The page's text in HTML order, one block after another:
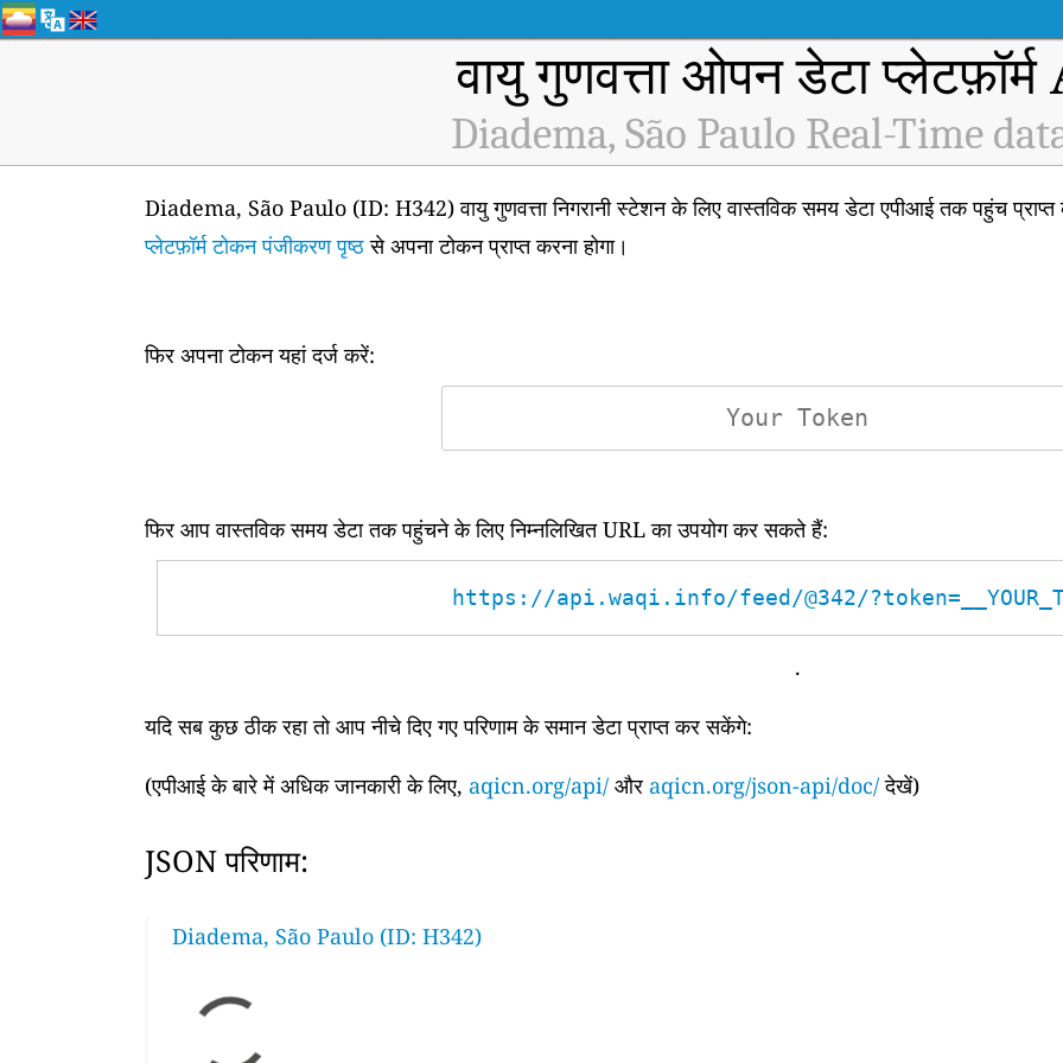
वायु गुणवत्ता ओपन डेटा
Diadema, São Paulo Real-Time
Diadema, São Paulo (ID: H342) वायु गुणवत्ता निगरानी स्टेशन के लिए वास्तविक समय डेटा एपीआई तक पहुंच
प्लेटफ़ॉर्म टोकन पंजीकरण पृष्ठसे अपना टोकन प्राप्त करना होगा।
फिर अपना टोकन यहां दर्ज करें:
फिर आप वास्तविक समय डेटा तक पहुंचने के लिए निम्नलिखित URL का उपयोग कर सकते हैं:
https://api.waqi.info/feed/@342/
.
यदि सब कुछ ठीक रहा तो आप नीचे दिए गए परिणाम के समान डेटा प्राप्त कर सकेंगे:
(एपीआई के बारे में अधिक जानकारी के लिए, aqicn.org/api/ और aqicn.org/json-api/doc/देखें)
JSON परिणाम:
Diadema, São Paulo (ID: H342)